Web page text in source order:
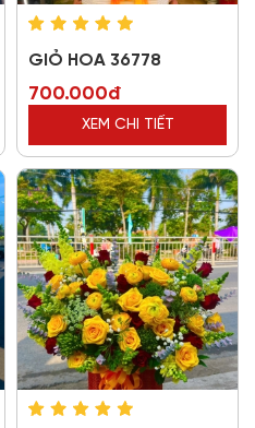
GIỎ HOA 36778
700.000đ
XEM CHI TIẾT